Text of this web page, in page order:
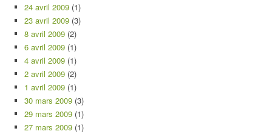
24 avril 2009 (1)
23 avril 2009 (3)
8 avril 2009 (2)
6 avril 2009 (1)
4 avril 2009 (1)
2 avril 2009 (2)
1 avril 2009 (1)
30 mars 2009 (3)
29 mars 2009 (1)
27 mars 2009 (1)